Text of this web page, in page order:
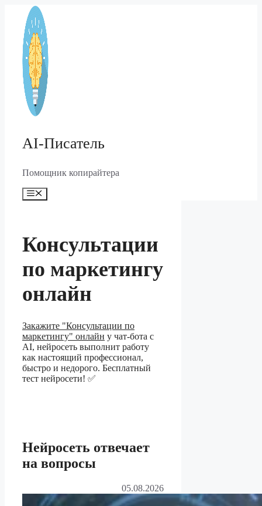
Перейти
содержимому
AI-Писатель
Помощник копирайтера
Меню
Консультации
по маркетингу
онлайн
Закажите "Консультации по
маркетингу" онлайн у чат-бота с
AI, нейросеть выполнит работу
как настоящий профессионал,
быстро и недорого. Бесплатный
тест нейросети! ✅
Нейросеть отвечает
на вопросы
05.08.2026